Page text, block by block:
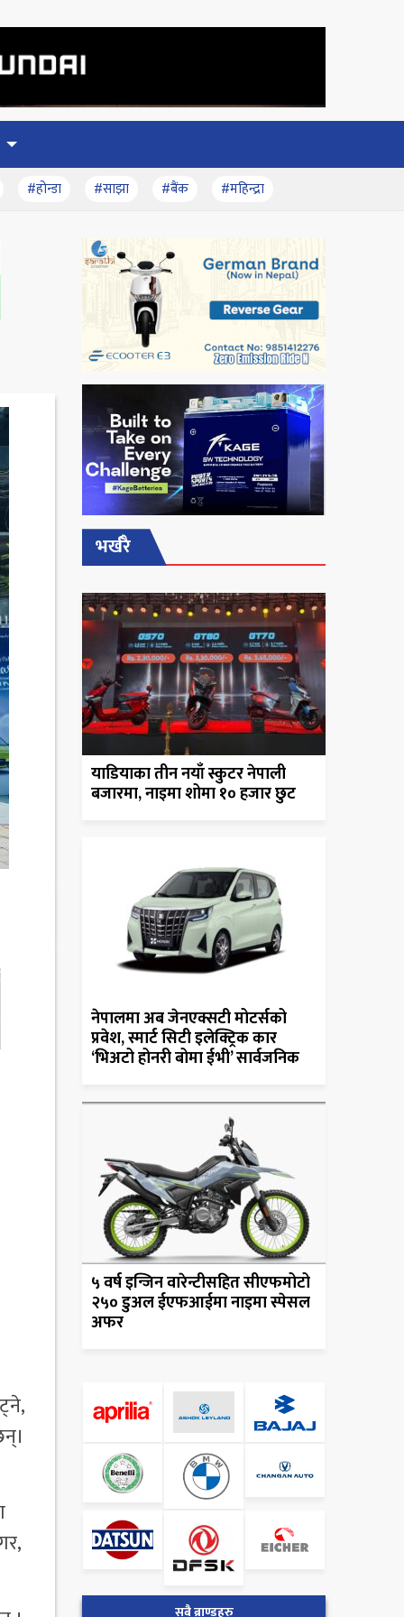
#होन्डा #साझा #बैंक #महिन्द्रा
भर्खरै
याडियाका तीन नयाँ स्कुटर नेपाली
बजारमा, नाइमा शोमा १० हजार छुट
नेपालमा अब जेनएक्सटी मोटर्सको
प्रवेश, स्मार्ट सिटी इलेक्ट्रिक कार
‘भिअटो होनरी बोमा ईभी’ सार्वजनिक
५ वर्ष इन्जिन वारेन्टीसहित सीएफमोटो
२५० डुअल ईएफआईमा नाइमा स्पेसल
अफर
सबै ब्राण्डहरु